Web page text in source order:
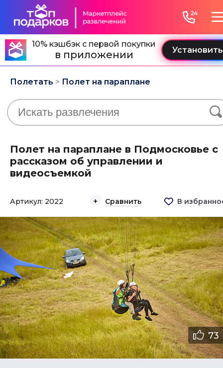
10% кэшбэк с первой покупки
в приложении
Полетать > Полет на параплане
Полет на параплане в Подмосковье с
рассказом об управлении и
видеосъемкой
Артикул: 2022 Сравнить В
73